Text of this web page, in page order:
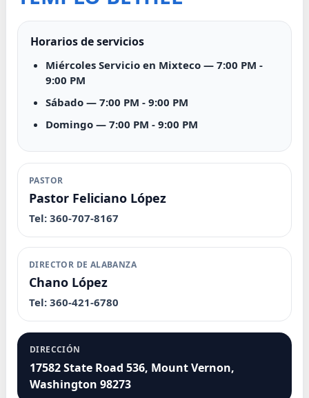
Horarios de servicios
Miércoles Servicio en Mixteco — 7:00 PM -
9:00 PM
Sábado — 7:00 PM - 9:00 PM
Domingo — 7:00 PM - 9:00 PM
PASTOR
Pastor Feliciano López
Tel: 360-707-8167
DIRECTOR DE ALABANZA
Chano López
Tel: 360-421-6780
DIRECCIÓN
17582 State Road 536, Mount Vernon,
Washington 98273